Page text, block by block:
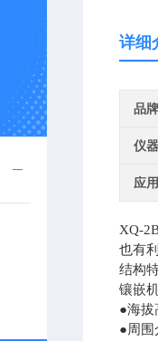
详细
品牌
仪
应
XQ-
也有
结构
镶嵌
●海拔
●周围